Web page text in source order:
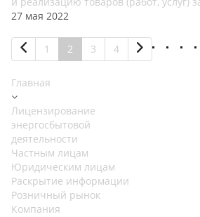
27 мая 2022
1 2 3 4
Главная
Лицензирование
энергосбытовой
деятельности
Частным лицам
Юридическим лицам
Раскрытие информации
Розничный рынок
Компания